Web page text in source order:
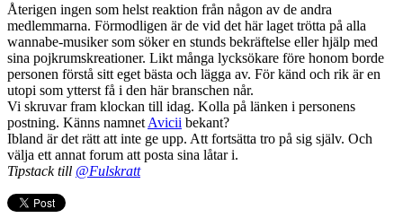
Återigen ingen som helst reaktion från någon av de andra
medlemmarna. Förmodligen är de vid det här laget trötta på alla
wannabe-musiker som söker en stunds bekräftelse eller hjälp med
sina pojkrumskreationer. Likt många lycksökare före honom borde
personen förstå sitt eget bästa och lägga av. För känd och rik är en
utopi som ytterst få i den här branschen når.
Vi skruvar fram klockan till idag. Kolla på länken i personens
postning. Känns namnet Avicii bekant?
Ibland är det rätt att inte ge upp. Att fortsätta tro på sig själv. Och
välja ett annat forum att posta sina låtar i.
Tipstack till @Fulskratt